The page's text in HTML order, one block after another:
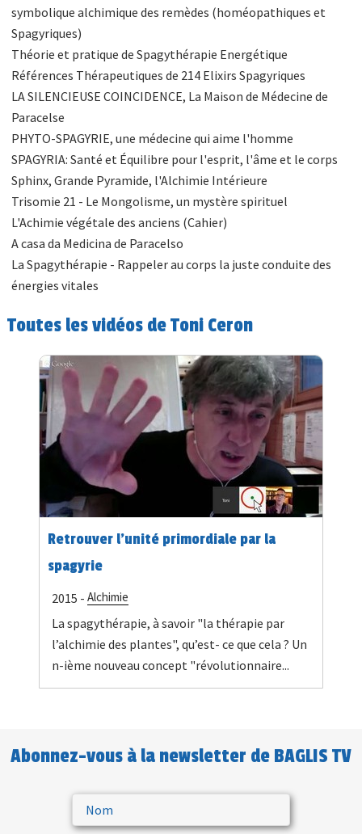
symbolique alchimique des remèdes (homéopathiques et
Spagyriques)
Théorie et pratique de Spagythérapie Energétique
Références Thérapeutiques de 214 Elixirs Spagyriques
LA SILENCIEUSE COINCIDENCE, La Maison de Médecine de
Paracelse
PHYTO-SPAGYRIE, une médecine qui aime l'homme
SPAGYRIA: Santé et Équilibre pour l'esprit, l'âme et le corps
Sphinx, Grande Pyramide, l'Alchimie Intérieure
Trisomie 21 - Le Mongolisme, un mystère spirituel
L'Achimie végétale des anciens (Cahier)
A casa da Medicina de Paracelso
La Spagythérapie - Rappeler au corps la juste conduite des
énergies vitales
Toutes les vidéos de Toni Ceron
Retrouver l'unité primordiale par la
spagyrie
2015 - Alchimie
La spagythérapie, à savoir "la thérapie par
l’alchimie des plantes", qu’est- ce que cela ? Un
n-ième nouveau concept "révolutionnaire...
Abonnez-vous à la newsletter de BAGLIS TV